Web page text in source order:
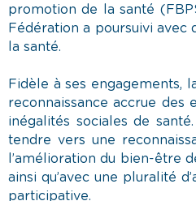
promotion de la santé
Fédération a poursuivi
la santé.
Fidèle à ses engagements,
reconnaissance accrue
inégalités sociales de
tendre vers une
l’amélioration du bien-être
ainsi qu’avec une pluralité
participative.